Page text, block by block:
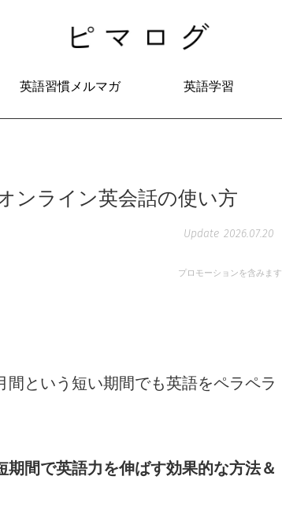
英語習慣メルマガ 英語学習
ンライン英会話の使い方
2026.07.20
プロモーションを含みます
という短い期間でも英語をペラペラ
期間で英語力を伸ばす効果的な方法＆